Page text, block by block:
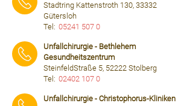
Stadtring Kattenstroth 130, 33332
Gütersloh
Tel: 05241 507 0
Unfallchirurgie - Bethlehem
Gesundheitszentrum
SteinfeldStraße 5, 52222 Stolberg
Tel: 02402 107 0
Unfallchirurgie - Christophorus-Kliniken